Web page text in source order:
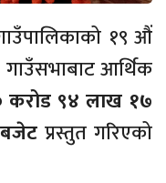
१९ औं
आर्थिक
करोड ९४ लाख १७
बजेट प्रस्तुत गरिएको